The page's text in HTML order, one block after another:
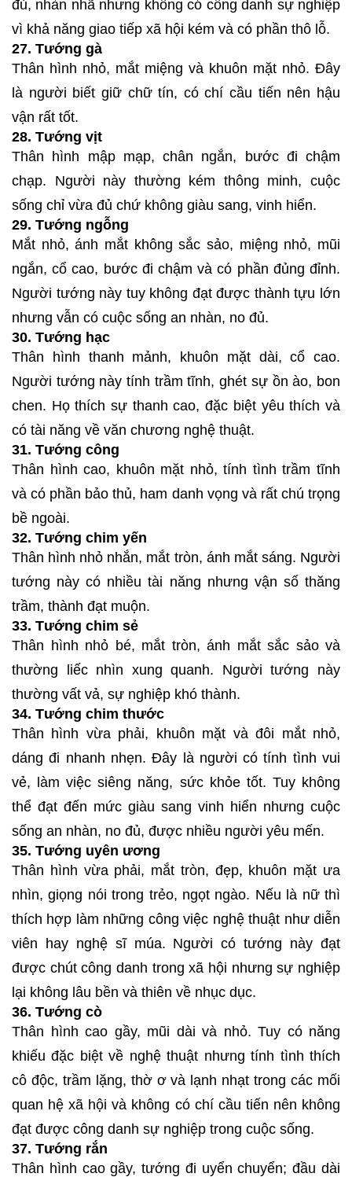
đủ, nhàn nhã nhưng không có công danh sự nghiệp
vì khả năng giao tiếp xã hội kém và có phần thô lỗ.
27. Tướng gà
Thân hình nhỏ, mắt miệng và khuôn mặt nhỏ. Đây
là người biết giữ chữ tín, có chí cầu tiến nên hậu
vận rất tốt.
28. Tướng vịt
Thân hình mập mạp, chân ngắn, bước đi chậm
chạp. Người này thường kém thông minh, cuộc
sống chỉ vừa đủ chứ không giàu sang, vinh hiển.
29. Tướng ngỗng
Mắt nhỏ, ánh mắt không sắc sảo, miệng nhỏ, mũi
ngắn, cổ cao, bước đi chậm và có phần đủng đỉnh.
Người tướng này tuy không đạt được thành tựu lớn
nhưng vẫn có cuộc sống an nhàn, no đủ.
30. Tướng hạc
Thân hình thanh mảnh, khuôn mặt dài, cổ cao.
Người tướng này tính trầm tĩnh, ghét sự ồn ào, bon
chen. Họ thích sự thanh cao, đặc biệt yêu thích và
có tài năng về văn chương nghệ thuật.
31. Tướng công
Thân hình cao, khuôn mặt nhỏ, tính tình trầm tĩnh
và có phần bảo thủ, ham danh vọng và rất chú trọng
bề ngoài.
32. Tướng chim yến
Thân hình nhỏ nhắn, mắt tròn, ánh mắt sáng. Người
tướng này có nhiều tài năng nhưng vận số thăng
trầm, thành đạt muộn.
33. Tướng chim sẻ
Thân hình nhỏ bé, mắt tròn, ánh mắt sắc sảo và
thường liếc nhìn xung quanh. Người tướng này
thường vất vả, sự nghiệp khó thành.
34. Tướng chim thước
Thân hình vừa phải, khuôn mặt và đôi mắt nhỏ,
dáng đi nhanh nhẹn. Đây là người có tính tình vui
vẻ, làm việc siêng năng, sức khỏe tốt. Tuy không
thể đạt đến mức giàu sang vinh hiển nhưng cuộc
sống an nhàn, no đủ, được nhiều người yêu mến.
35. Tướng uyên ương
Thân hình vừa phải, mắt tròn, đẹp, khuôn mặt ưa
nhìn, giọng nói trong trẻo, ngọt ngào. Nếu là nữ thì
thích hợp làm những công việc nghệ thuật như diễn
viên hay nghệ sĩ múa. Người có tướng này đạt
được chút công danh trong xã hội nhưng sự nghiệp
lại không lâu bền và thiên về nhục dục.
36. Tướng cò
Thân hình cao gầy, mũi dài và nhỏ. Tuy có năng
khiếu đặc biệt về nghệ thuật nhưng tính tình thích
cô độc, trầm lặng, thờ ơ và lạnh nhạt trong các mối
quan hệ xã hội và không có chí cầu tiến nên không
đạt được công danh sự nghiệp trong cuộc sống.
37. Tướng rắn
Thân hình cao gầy, tướng đi uyển chuyển; đầu dài